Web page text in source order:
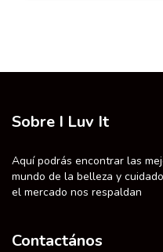
Sobre I Luv It
Aquí podrás encontrar las
mundo de la belleza y
el mercado nos respaldan
Contactános